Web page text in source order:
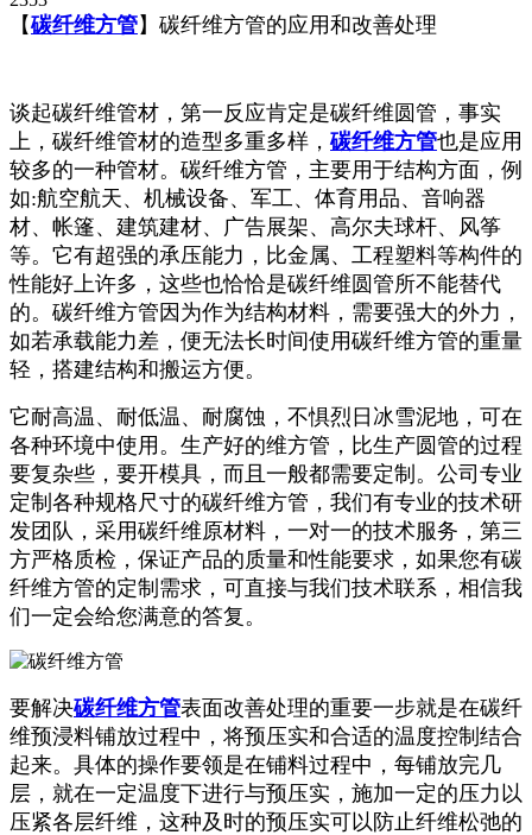
【碳纤维方管】碳纤维方管的应用和改善处理
谈起碳纤维管材，第一反应肯定是碳纤维圆管，事实
上，碳纤维管材的造型多重多样，碳纤维方管也是应用
较多的一种管材。碳纤维方管，主要用于结构方面，例
如:航空航天、机械设备、军工、体育用品、音响器
材、帐篷、建筑建材、广告展架、高尔夫球杆、风筝
等。它有超强的承压能力，比金属、工程塑料等构件的
性能好上许多，这些也恰恰是碳纤维圆管所不能替代
的。碳纤维方管因为作为结构材料，需要强大的外力，
如若承载能力差，便无法长时间使用碳纤维方管的重量
轻，搭建结构和搬运方便。
它耐高温、耐低温、耐腐蚀，不惧烈日冰雪泥地，可在
各种环境中使用。生产好的维方管，比生产圆管的过程
要复杂些，要开模具，而且一般都需要定制。公司专业
定制各种规格尺寸的碳纤维方管，我们有专业的技术研
发团队，采用碳纤维原材料，一对一的技术服务，第三
方严格质检，保证产品的质量和性能要求，如果您有碳
纤维方管的定制需求，可直接与我们技术联系，相信我
们一定会给您满意的答复。
要解决碳纤维方管表面改善处理的重要一步就是在碳纤
维预浸料铺放过程中，将预压实和合适的温度控制结合
起来。具体的操作要领是在铺料过程中，每铺放完几
层，就在一定温度下进行与预压实，施加一定的压力以
压紧各层纤维，这种及时的预压实可以防止纤维松弛的